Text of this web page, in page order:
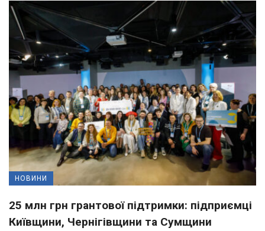
НОВИНИ
25 млн грн грантової підтримки: підприємці
Київщини, Чернігівщини та Сумщини